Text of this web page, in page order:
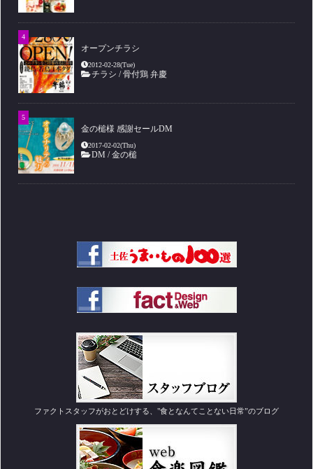
オープンチラシ
2012-02-28(Tue)
チラシ /骨付鶏 弁慶
金の槌様 感謝セールDM
2017-02-02(Thu)
DM /金の槌
ファクトスタッフがおとどけする、"食となんてことない日常”のブログ